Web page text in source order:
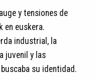
y tensiones de
en euskera.
industrial, la
juvenil y las
su identidad.